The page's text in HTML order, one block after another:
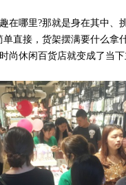
哪里?那就是身在其中、
单直接，货架摆满要什么拿
尚休闲百货店就变成了当